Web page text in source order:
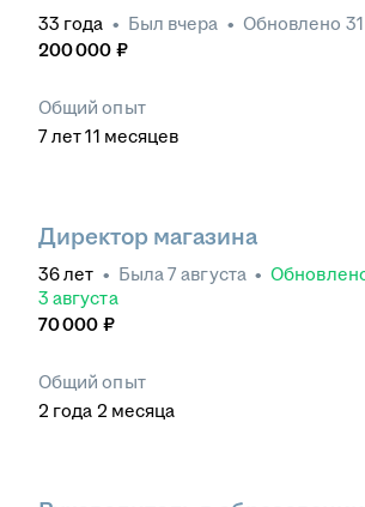
33 года • Был вчера • Обновлено
200 000 ₽
Общий опыт
7лет 11 месяцев
Директор магазина
36лет • Была7 августа •
3 августа
70 000 ₽
Общий опыт
2 года 2 месяца